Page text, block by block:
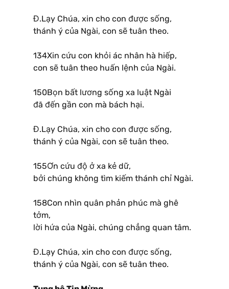
Đ.Lạy Chúa, xin cho con được sống,
thánh ý của Ngài, con sẽ tuân theo.
134Xin cứu con khỏi ác nhân hà hiếp,
con sẽ tuân theo huấn lệnh của Ngài.
150Bọn bất lương sống xa luật Ngài
đã đến gần con mà bách hại.
Đ.Lạy Chúa, xin cho con được sống,
thánh ý của Ngài, con sẽ tuân theo.
155Ơn cứu độ ở xa kẻ dữ,
bởi chúng không tìm kiếm thánh chỉ Ngài.
158Con nhìn quân phản phúc mà ghê
tởm,
lời hứa của Ngài, chúng chẳng quan tâm.
Đ.Lạy Chúa, xin cho con được sống,
thánh ý của Ngài, con sẽ tuân theo.